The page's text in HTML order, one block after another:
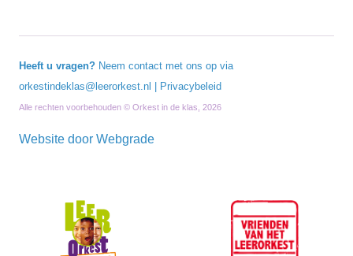
Heeft u vragen? Neem contact met ons op via
orkestindeklas@leerorkest.nl
Privacybeleid
Alle rechten voorbehouden © Orkest in de klas, 2026
Website door Webgrade